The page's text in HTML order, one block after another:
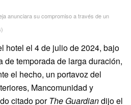
anunciara su compromiso a través de un
hotel el 4 de julio de 2024, bajo
de temporada de larga duración,
el hecho, un portavoz del
Mancomunidad y
citado porThe Guardiandijo el